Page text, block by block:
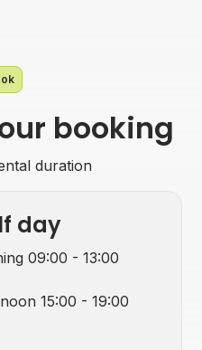
booking
duration
day
09:00 - 13:00
15:00 - 19:00